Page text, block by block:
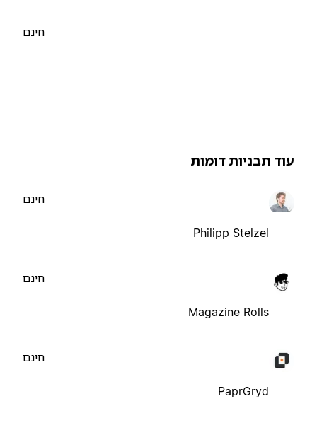
תבניות דומות
Philipp Stelzel
Magazine Rolls
PaprGryd